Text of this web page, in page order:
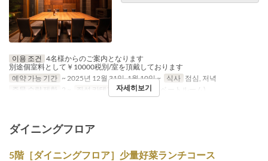
이용 조건 4名様からのご案内となります
別途個室料として￥10000税別/室を頂戴しております
예약 가능 기간 ~ 2025년 12월 31일, 1월 10일 ~ 식사 점심, 저녁
주문 수량 제한
2 ~ 좌석 카테고리 4階(プライベートルーム)
자세히보기
ダイニングフロア
5階［ダイニングフロア］少量好菜ランチコース